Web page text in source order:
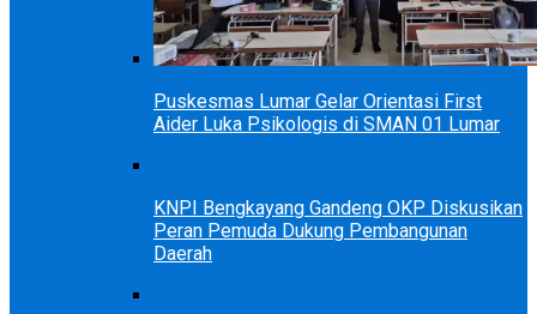
Puskesmas Lumar Gelar Orientasi First
Aider Luka Psikologis di SMAN 01 Lumar
KNPI Bengkayang Gandeng OKP Diskusikan
Peran Pemuda Dukung Pembangunan
Daerah